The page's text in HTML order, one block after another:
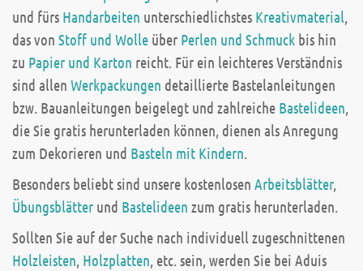
und fürs Handarbeiten unterschiedlichstes Kreativmaterial,
das von Stoff und Wolle über Perlen und Schmuck bis hin
zu Papier und Karton reicht. Für ein leichteres Verständnis
sind allen Werkpackungen detaillierte Bastelanleitungen
bzw. Bauanleitungen beigelegt und zahlreiche Bastelideen,
die Sie gratis herunterladen können, dienen als Anregung
zum Dekorieren und Basteln mit Kindern.
Besonders beliebt sind unsere kostenlosen Arbeitsblätter,
Übungsblätter und Bastelideen zum gratis herunterladen.
Sollten Sie auf der Suche nach individuell zugeschnittenen
Holzleisten, Holzplatten, etc. sein, werden Sie bei Aduis